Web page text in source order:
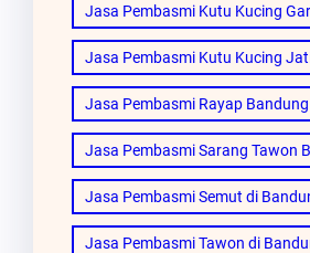
Jasa Pembasmi Kutu Kucing
Jasa Pembasmi Kutu Kucing
Jasa Pembasmi Rayap Bandung
Jasa Pembasmi Sarang Tawon
Jasa Pembasmi Semut di
Jasa Pembasmi Tawon di